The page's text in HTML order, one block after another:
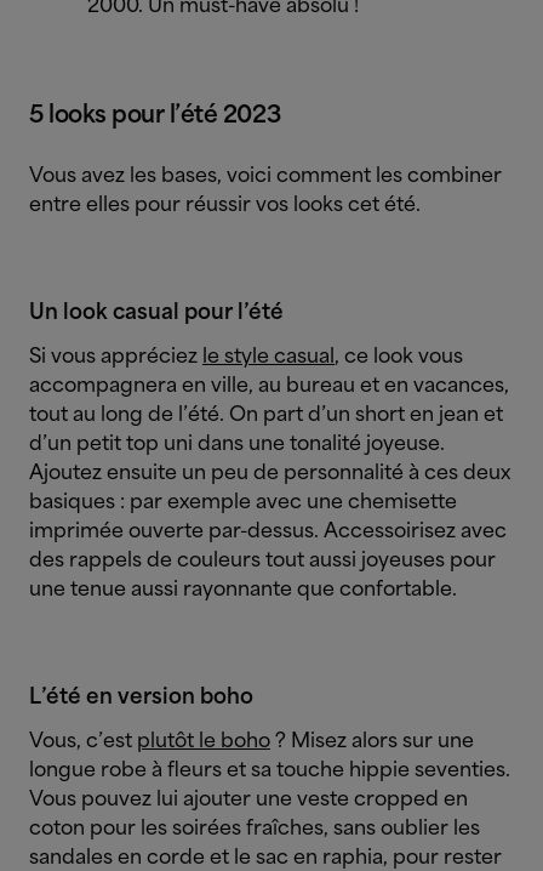
2000. Un must-have absolu !
5 looks pour l’été 2023
Vous avez les bases, voici comment les combiner
entre elles pour réussir vos looks cet été.
Un look casual pour l’été
Si vous appréciez le style casual , ce look vous
accompagnera en ville, au bureau et en vacances,
tout au long de l’été. On part d’un short en jean et
d’un petit top uni dans une tonalité joyeuse.
Ajoutez ensuite un peu de personnalité à ces deux
basiques : par exemple avec une chemisette
imprimée ouverte par-dessus. Accessoirisez avec
des rappels de couleurs tout aussi joyeuses pour
une tenue aussi rayonnante que confortable.
L’été en version boho
Vous, c’est plutôt le boho ? Misez alors sur une
longue robe à fleurs et sa touche hippie seventies.
Vous pouvez lui ajouter une veste cropped en
coton pour les soirées fraîches, sans oublier les
sandales en corde et le sac en raphia, pour rester